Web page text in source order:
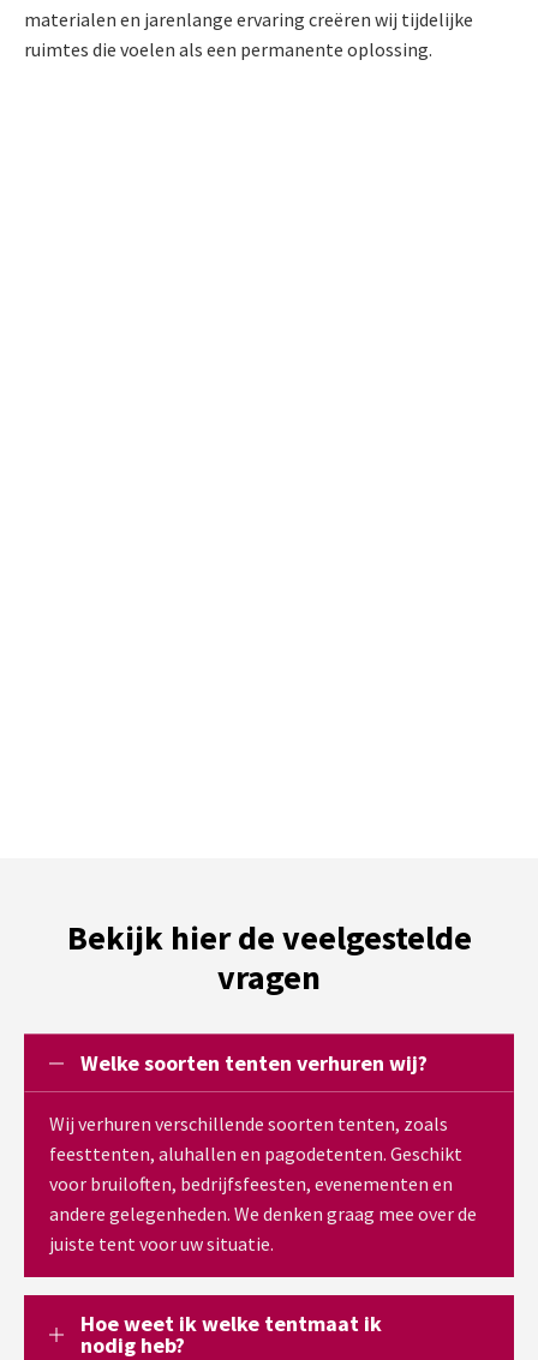
materialen en jarenlange ervaring creëren wij tijdelijke
ruimtes die voelen als een permanente oplossing.
Bekijk hier de veelgestelde
vragen
Welke soorten tenten verhuren wij?
Wij verhuren verschillende soorten tenten, zoals
feesttenten, aluhallen en pagodetenten. Geschikt
voor bruiloften, bedrijfsfeesten, evenementen en
andere gelegenheden. We denken graag mee over de
juiste tent voor uw situatie.
Hoe weet ik welke tentmaat ik
nodig heb?